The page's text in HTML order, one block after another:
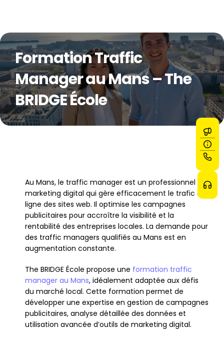
Formation Traffic
Manager au Mans – The
BRIDGE École
Au Mans, le traffic manager est un professionnel du
marketing digital qui gère efficacement le trafic en
ligne des sites web. Il optimise les campagnes
publicitaires pour accroître la visibilité et la
rentabilité des entreprises locales. La demande pour
des traffic managers qualifiés au Mans est en
augmentation constante.
The BRIDGE École propose une formation traffic
manager au Mans, idéalement adaptée aux défis
du marché local. Cette formation permet de
développer une expertise en gestion de campagnes
publicitaires, analyse détaillée des données et
utilisation avancée d’outils de marketing digital.